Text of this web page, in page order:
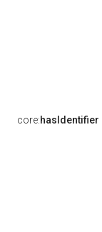
core:hasIdentifier